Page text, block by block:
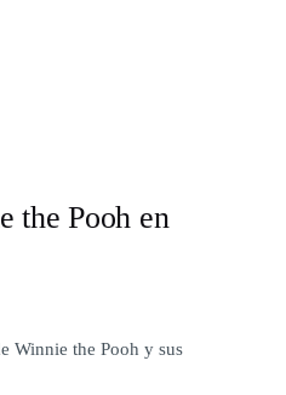
the Pooh en
Winnie the Pooh y sus